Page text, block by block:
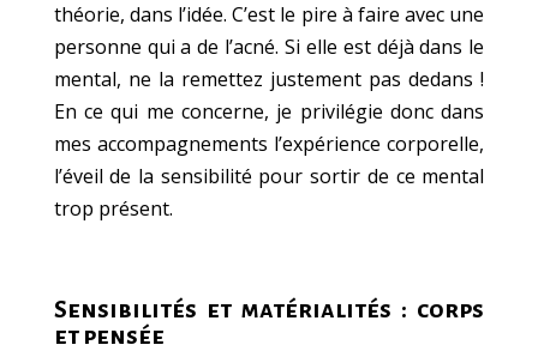
théorie, dans l’idée. C’est le pire à faire avec une
personne qui a de l’acné. Si elle est déjà dans le
mental, ne la remettez justement pas dedans !
En ce qui me concerne, je privilégie donc dans
mes accompagnements l’expérience corporelle,
l’éveil de la sensibilité pour sortir de ce mental
trop présent.
Sensibilités et matérialités : corps
et pensée